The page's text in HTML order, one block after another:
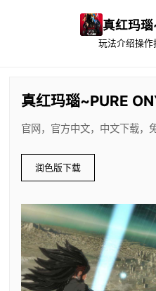
真红玛
玩法介绍操作
真红玛瑙~PURE
官网，官方中文，中文下载，
润色版下载